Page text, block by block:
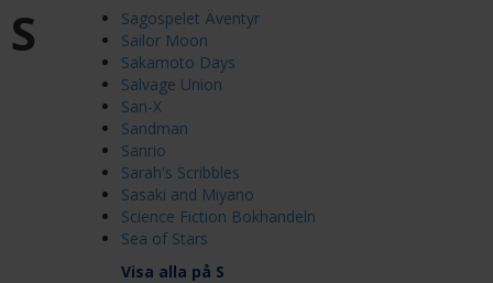
S
Sagospelet Äventyr
Sailor Moon
Sakamoto Days
Salvage Union
San-X
Sandman
Sanrio
Sarah's Scribbles
Sasaki and Miyano
Science Fiction Bokhandeln
Sea of Stars
Visa alla på S